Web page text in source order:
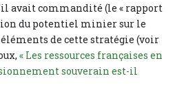
avait commandité (le « rapport
du potentiel minier sur le
de cette stratégie (voir
« Les ressources françaises en
souverain est-il